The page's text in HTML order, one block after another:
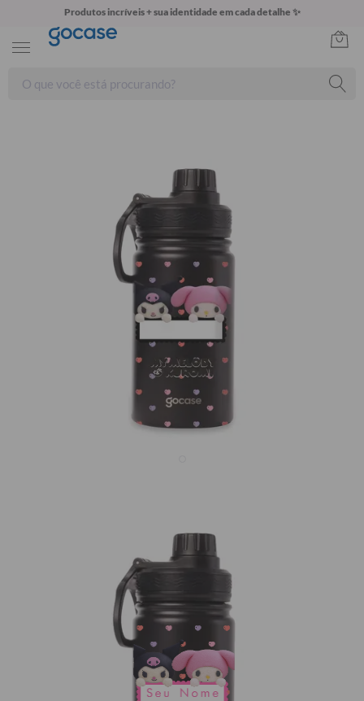
Produtos incríveis + sua identidade em cada detalhe ✨
Seu Nome
Garrafas Squares com 40% OFF
Fresh 350mL
Garrafa Mini